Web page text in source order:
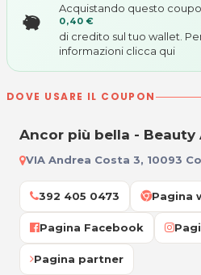
Acquistando questo
0,40 €
di credito sul tuo wallet.
informazioni clicca qui
DOVE USARE IL COUPON
Ancor più bella - Beauty
VIA Andrea Costa 3, 10093
392 405 0473 Pagina
Pagina Facebook
Pagina partner